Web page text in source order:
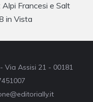
Francesi e Salt
in Vista
Via Assisi 21 - 00181